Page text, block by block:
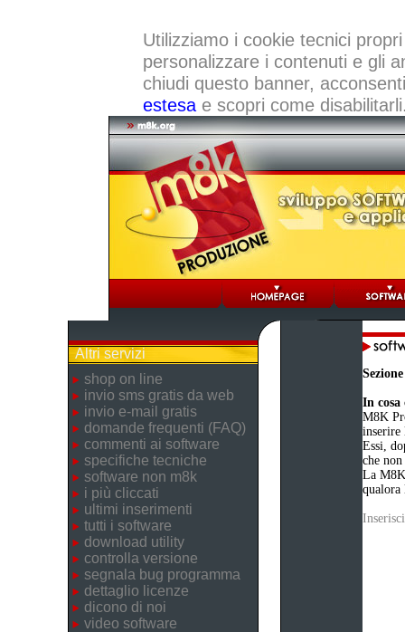
Utilizziamo i cookie tecnici
personalizzare i contenuti e gli
chiudi questo banner,
estesae scopri come
Altri servizi
shop on line
invio sms gratis da web
invio e-mail gratis
domande frequenti (FAQ)
commenti ai software
specifiche tecniche
software non m8k
i più cliccati
ultimi inserimenti
tutti i software
download utility
controlla versione
segnala bug programma
dettaglio licenze
dicono di noi
video software
In cosa
M8K
inserire
Essi,
che
La
qualora